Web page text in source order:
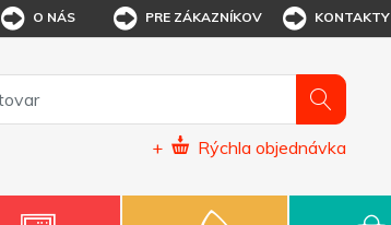
O NÁS PRE ZÁKAZNÍKOV KONTAKTY
+ Rýchla objednávka